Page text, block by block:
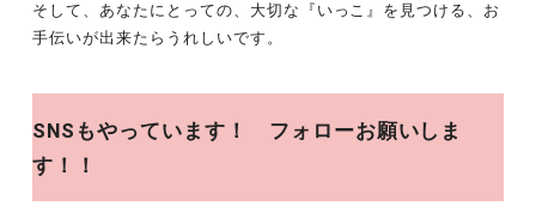
そして、あなたにとっての、大切な『いっこ』を見つける、お
手伝いが出来たらうれしいです。
SNSもやっています！ フォローお願いしま
す！！